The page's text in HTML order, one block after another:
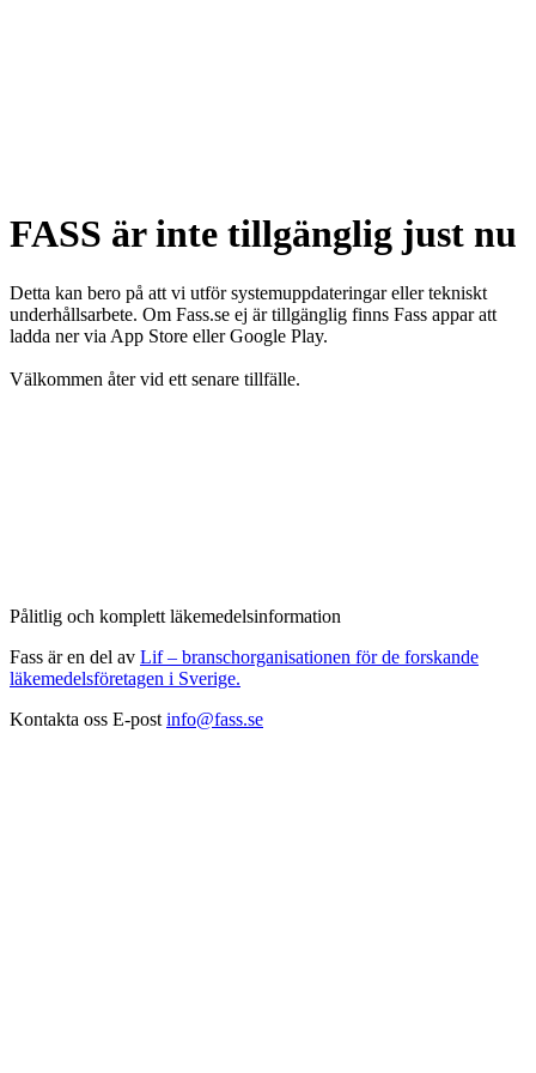
FASS är inte tillgänglig just nu
Detta kan bero på att vi utför systemuppdateringar eller tekniskt
underhållsarbete. Om Fass.se ej är tillgänglig finns Fass appar att
ladda ner via App Store eller Google Play.
Välkommen åter vid ett senare tillfälle.
Pålitlig och komplett läkemedelsinformation
Fass är en del av Lif – branschorganisationen för de forskande
läkemedelsföretagen i Sverige.
Kontakta oss E-post info@fass.se